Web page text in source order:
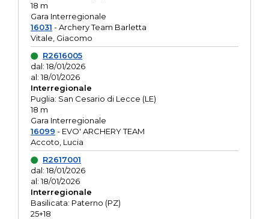
18 m
Gara Interregionale
16031 - Archery Team Barletta
Vitale, Giacomo
R2616005
dal: 18/01/2026
al: 18/01/2026
Interregionale
Puglia: San Cesario di Lecce (LE)
18 m
Gara Interregionale
16099 - EVO' ARCHERY TEAM
Accoto, Lucia
R2617001
dal: 18/01/2026
al: 18/01/2026
Interregionale
Basilicata: Paterno (PZ)
25+18